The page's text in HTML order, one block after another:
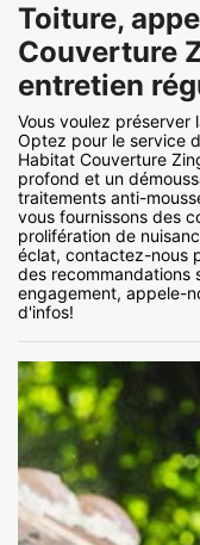
Toiture,
Couverture
entretien
Vous voulez
Optez pour le service
Habitat Couverture
profond et un
traitements anti-
vous fournissons des
prolifération de
éclat, contactez-nous
des recommandations
engagement, appele-
d'infos!